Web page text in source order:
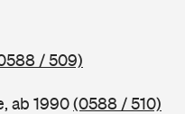
/ 509)
ab 1990(0588 / 510)